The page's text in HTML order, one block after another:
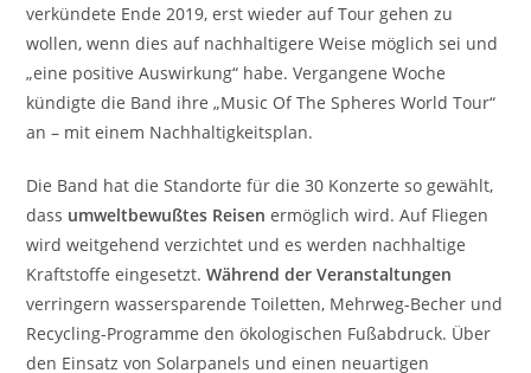
verkündete Ende 2019, erst wieder auf Tour gehen zu
wollen, wenn dies auf nachhaltigere Weise möglich sei und
„eine positive Auswirkung“ habe. Vergangene Woche
kündigte die Band ihre „Music Of The Spheres World Tour“
an – mit einem Nachhaltigkeitsplan.
Die Band hat die Standorte für die 30 Konzerte so gewählt,
dass umweltbewußtes Reisenermöglich wird. Auf Fliegen
wird weitgehend verzichtet und es werden nachhaltige
Kraftstoffe eingesetzt.Während der Veranstaltungen
verringern wassersparende Toiletten, Mehrweg-Becher und
Recycling-Programme den ökologischen Fußabdruck. Über
den Einsatz von Solarpanels und einen neuartigen